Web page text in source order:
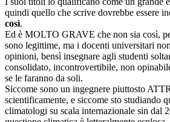
quindi quello che scrive dovrebbe essere
così.
Ed è MOLTO GRAVE che non sia così,
sono legittime, ma i docenti universitari
opinioni, bensì insegnare agli studenti
consolidato, incontrovertibile, non
se le faranno da soli.
Siccome sono un ingegnere piuttosto
scientificamente, e siccome sto studiando
climatologi su scala internazionale sin dal